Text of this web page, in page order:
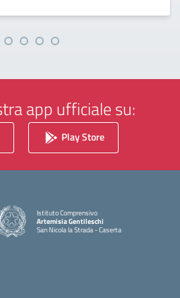
app ufficiale su:
Play Store
Istituto Comprensivo
Artemisia Gentileschi
San Nicola la Strada - Caserta